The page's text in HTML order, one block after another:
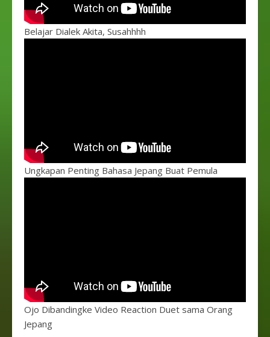
Belajar Dialek Akita, Susahhhh
Ungkapan Penting Bahasa Jepang Buat Pemula
Ojo Dibandingke Video Reaction Duet sama Orang
Jepang